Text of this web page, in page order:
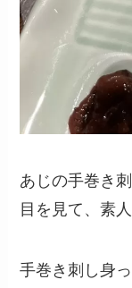
あじの手巻き刺
目を見て、素
手巻き刺し身